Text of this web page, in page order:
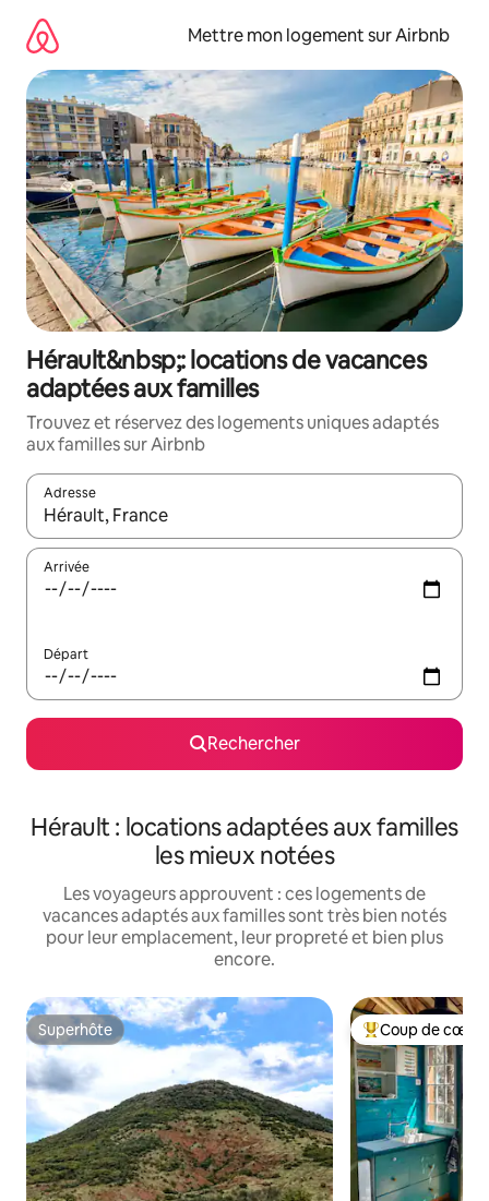
directement
contenu
Mettre mon logement sur Airbnb
Hérault&nbsp;: locations de vacances
adaptées aux familles
Trouvez et réservez des logements uniques adaptés
aux familles sur Airbnb
Adresse
Lorsque les résultats s'affichent, utilisez les flèches vers le
Arrivée
Départ
Rechercher
Hérault : locations adaptées aux familles
les mieux notées
Les voyageurs approuvent : ces logements de
vacances adaptés aux familles sont très bien notés
pour leur emplacement, leur propreté et bien plus
encore.
Superhôte
Superhôte Coups de cœur
Coup de cœur